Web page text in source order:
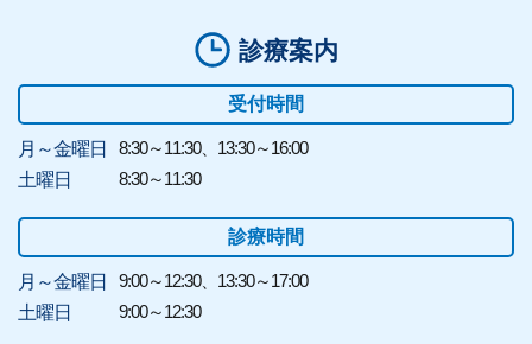
診療案内
受付時間
月～金曜日
8:30～11:30、13:30～16:00
土曜日
8:30～11:30
診療時間
月～金曜日
9:00～12:30、13:30～17:00
土曜日
9:00～12:30